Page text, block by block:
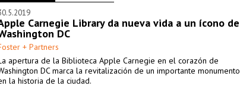
Carnegie Library da nueva vida a un ícono de
DC
+ Partners
apertura de la Biblioteca Apple Carnegie en el corazón de
DC marca la revitalización de un importante monumento
la historia de la ciudad.